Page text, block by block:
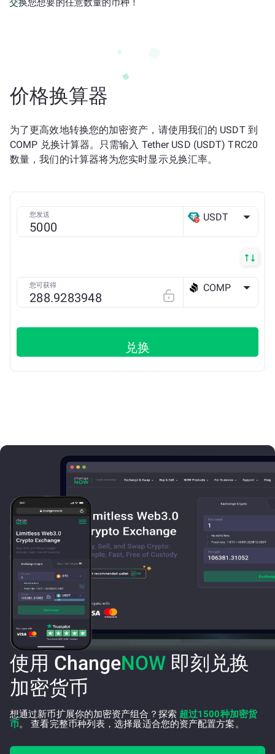
交换您想要的任意数量的币种！
价格换算器
为了更高效地转换您的加密资产，请使用我们的 USDT 到
COMP 兑换计算器。只需输入 Tether USD (USDT) TRC20
数量，我们的计算器将为您实时显示兑换汇率。
您发送 USDT
您可获得 COMP
兑换
使用 ChangeNOW 即刻兑换
加密货币
想通过新币扩展你的加密资产组合？探索 超过1500种加密货
币。 查看完整币种列表，选择最适合您的资产配置方案。